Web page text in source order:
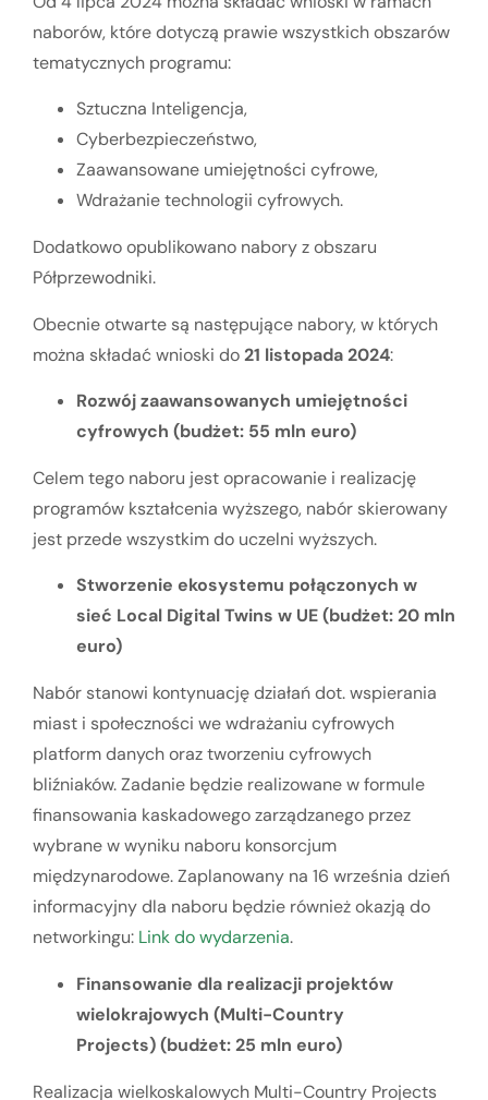
naborów, które dotyczą prawie wszystkich obszarów
tematycznych programu:
Sztuczna Inteligencja,
Cyberbezpieczeństwo,
Zaawansowane umiejętności cyfrowe,
Wdrażanie technologii cyfrowych.
Dodatkowo opublikowano nabory z obszaru
Półprzewodniki.
Obecnie otwarte są następujące nabory, w których
można składać wnioski do21 listopada 2024:
Rozwój zaawansowanych umiejętności
cyfrowych (budżet: 55 mln euro)
Celem tego naboru jest opracowanie i realizację
programów kształcenia wyższego, nabór skierowany
jest przede wszystkim do uczelni wyższych.
Stworzenie ekosystemu połączonych w
sieć Local Digital Twins w UE (budżet: 20 mln
euro)
Nabór stanowi kontynuację działań dot. wspierania
miast i społeczności we wdrażaniu cyfrowych
platform danych oraz tworzeniu cyfrowych
bliźniaków. Zadanie będzie realizowane w formule
finansowania kaskadowego zarządzanego przez
wybrane w wyniku naboru konsorcjum
międzynarodowe. Zaplanowany na 16 września dzień
informacyjny dla naboru będzie również okazją do
networkingu: Link do wydarzenia.
Finansowanie dla realizacji projektów
wielokrajowych (Multi-Country
Projects) (budżet: 25 mln euro)
Realizacja wielkoskalowych Multi-Country Projects